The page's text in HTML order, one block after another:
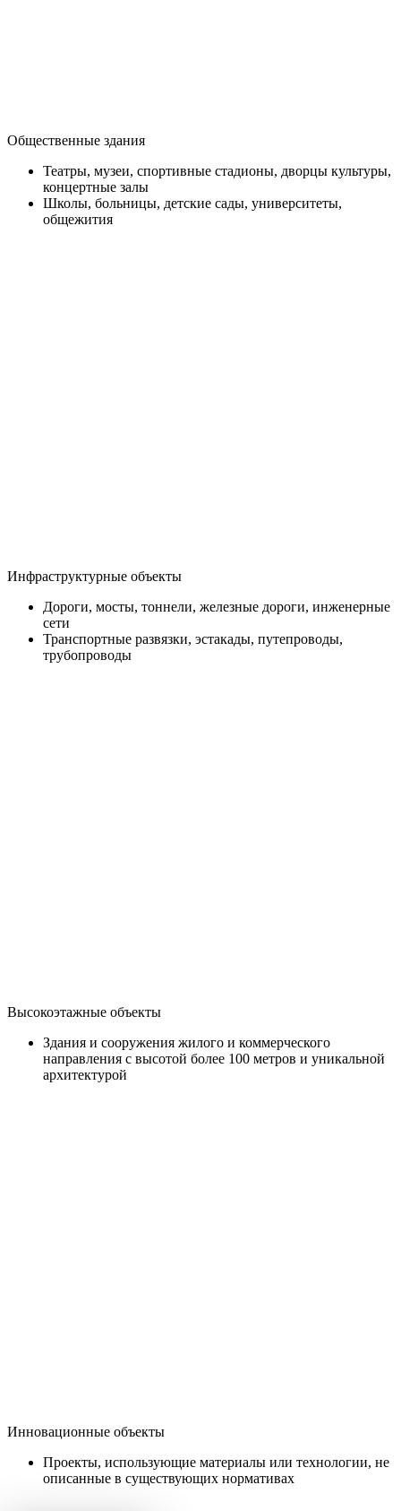
Общественные здания
Театры, музеи, спортивные стадионы, дворцы культуры,
концертные залы
Школы, больницы, детские сады, университеты,
общежития
Инфраструктурные объекты
Дороги, мосты, тоннели, железные дороги, инженерные
сети
Транспортные развязки, эстакады, путепроводы,
трубопроводы
Высокоэтажные объекты
Здания и сооружения жилого и коммерческого
направления с высотой более 100 метров и уникальной
архитектурой
Инновационные объекты
Проекты, использующие материалы или технологии, не
описанные в существующих нормативах